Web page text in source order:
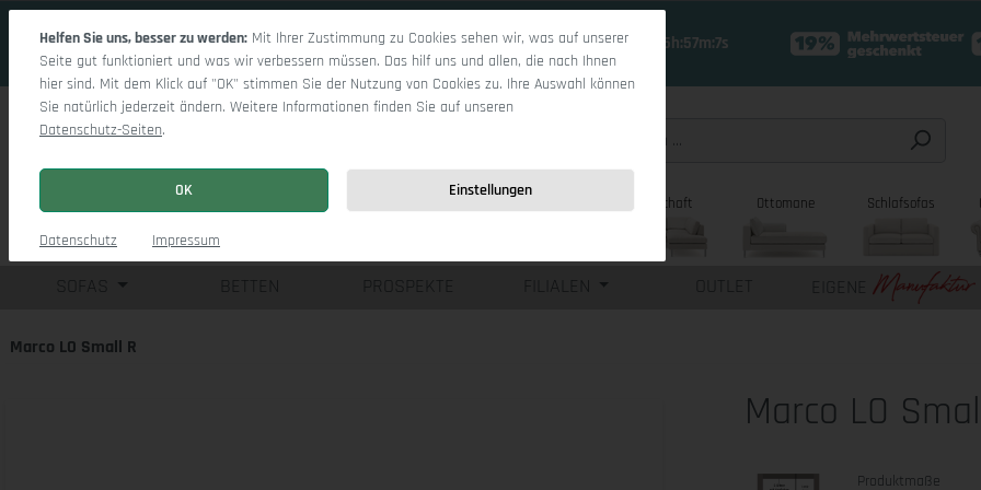
18 Tage 15h:57m:5s
Wohnlandschaft Ottomane Schlafsofas
BETTEN PROSPEKTE FILIALEN OUTLET EIGENE
Marco LO Small R
Marco LO
Produktmaße
Helfen Sie uns, besser zu werden: Mit Ihrer Zustimmung zu Cookies sehen wir, was auf unserer
Seite gut funktioniert und was wir verbessern müssen. Das hilf uns und allen, die nach Ihnen
hier sind. Mit dem Klick auf "OK" stimmen Sie der Nutzung von Cookies zu. Ihre Auswahl können
Sie natürlich jederzeit ändern. Weitere Informationen finden Sie auf unseren
Datenschutz-Seiten.
OK Einstellungen
Datenschutz Impressum